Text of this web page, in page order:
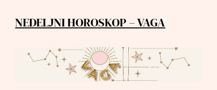
NEDELJNI HOROSKOP – VAGA